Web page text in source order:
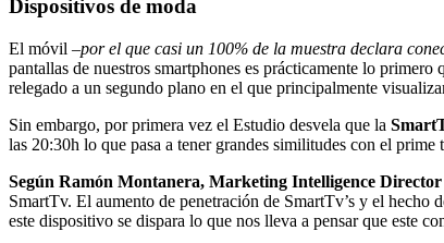
Dispositivos de moda
El móvil –por el que casi un 100% de la muestra declara
pantallas de nuestros smartphones es prácticamente lo
relegado a un segundo plano en el que principalmente
Sin embargo, por primera vez el Estudio desvela que la
las 20:30h lo que pasa a tener grandes similitudes con el
Según Ramón Montanera, Marketing Intelligence Director
SmartTv. El aumento de penetración de SmartTv’s y el hecho
este dispositivo se dispara lo que nos lleva a pensar que este